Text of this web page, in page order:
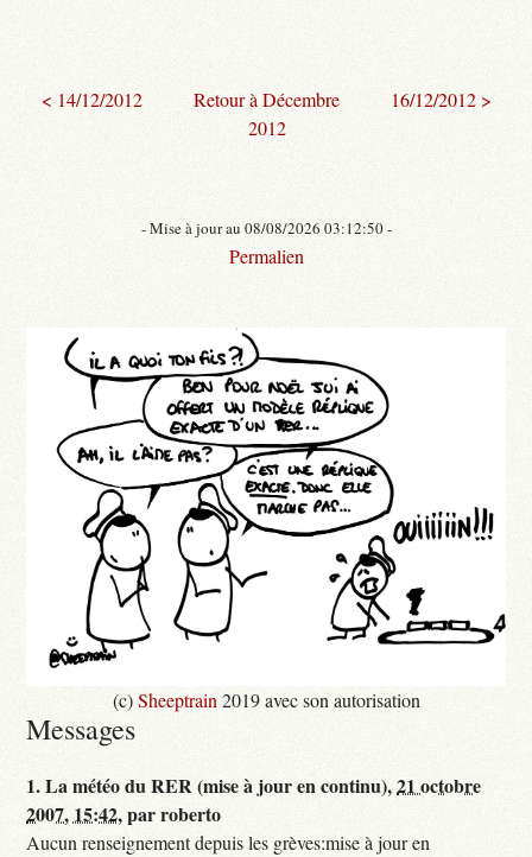
< 14/12/2012
Retour à Décembre
2012
16/12/2012 >
- Mise à jour au 08/08/2026 03:12:50 -
Permalien
(c)Sheeptrain 2019 avec son autorisation
Messages
1.La météo du RER (mise à jour en continu),21 octobre
2007, 15:42,parroberto
Aucun renseignement depuis les grèves:mise à jour en